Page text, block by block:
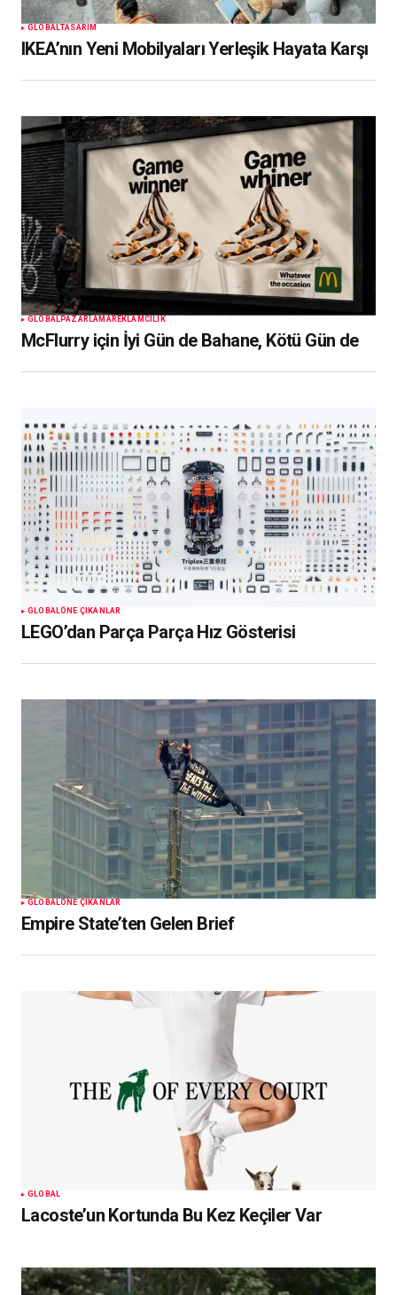
GLOBALTASARIM
IKEA’nın Yeni Mobilyaları Yerleşik Hayata Karşı
GLOBAL PAZARLAMA REKLAMCILIK
McFlurry için İyi Gün de Bahane, Kötü Gün de
GLOBALÖNE ÇIKANLAR
LEGO’dan Parça Parça Hız Gösterisi
GLOBALÖNE ÇIKANLAR
Empire State’ten Gelen Brief
GLOBAL
Lacoste’un Kortunda Bu Kez Keçiler Var